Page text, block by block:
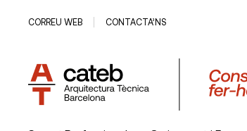
CORREU WEB CONTACTA’NS